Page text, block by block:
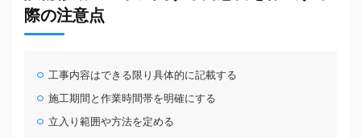
際の注意点
工事内容はできる限り具体的に記載する
施工期間と作業時間帯を明確にする
立入り範囲や方法を定める